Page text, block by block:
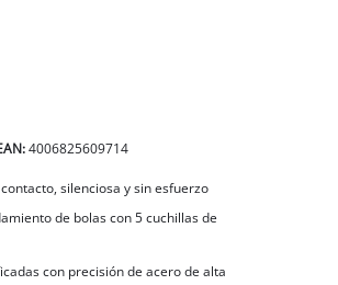
4006825609714
silenciosa y sin esfuerzo
de bolas con 5 cuchillas de
con precisión de acero de alta